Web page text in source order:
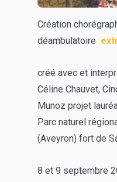
Création
déambulatoire
créé avec et
Céline Chauvet,
Munoz projet
Parc naturel
(Aveyron) fort de
8 et 9 septembre